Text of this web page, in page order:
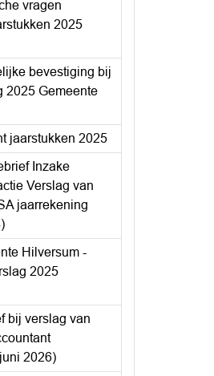
vragen
2025
bevestiging bij
2025 Gemeente
jaarstukken 2025
Inzake
Verslag van
jaarrekening
Hilversum -
2025
bij verslag van
2026)